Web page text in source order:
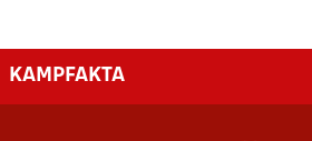
KAMPFAKTA